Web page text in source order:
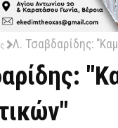
Λ. Τσαβδαρίδης: